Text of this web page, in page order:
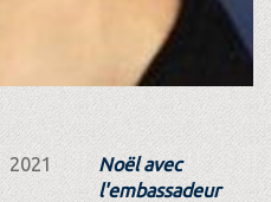
2021
Noël avec
l'embassadeur